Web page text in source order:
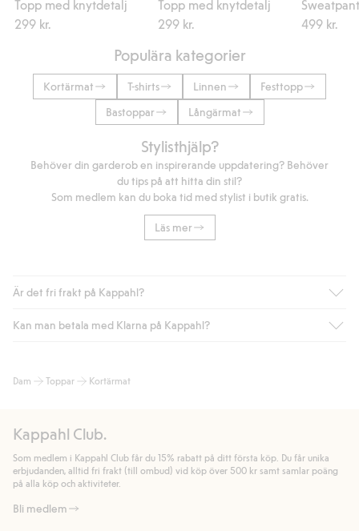
Topp med knytdetalj
299 kr.
Topp med knytdetalj
299 kr.
499 kr.
Populära kategorier
Kortärmat T-shirts Linnen
Festtopp
Bastoppar
Långärmat
Stylisthjälp?
Behöver din garderob en inspirerande uppdatering? Behöver
du tips på att hitta din stil?
Som medlem kan du boka tid med stylist i butik gratis.
Läs mer
Är det fri frakt på Kappahl?
Är du medlem i Kappahl Club har du alltid gratis frakt till butik
automatik efter du loggat in och identifierats som medlem.
handlar för.
Läs mer
Kan man betala med Klarna på Kappahl?
bland annat faktura och swish men även andra betalningssätt.
allmänna villkor.
Läs mer
Dam Toppar Kortärmat
Kappahl Club.
Som medlem i Kappahl Club får du 15% rabatt på ditt första köp. Du får unika
erbjudanden, alltid fri frakt (till ombud) vid köp över 500 kr samt samlar poäng
på alla köp och aktiviteter.
Bli medlem